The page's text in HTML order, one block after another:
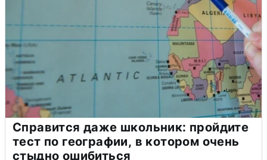
Справится даже школьник: пройдите
тест по географии, в котором очень
стыдно ошибиться